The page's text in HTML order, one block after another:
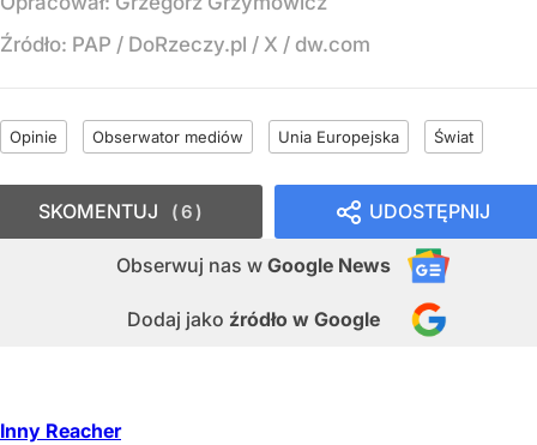
Źródło: PAP / DoRzeczy.pl / X / dw.com
Opinie Obserwator mediów Unia Europejska Świat
UDOSTĘPNIJ
Obserwuj nas w Google News
Dodaj jako źródło w Google
SKOMENTUJ 6
Inny Reacher